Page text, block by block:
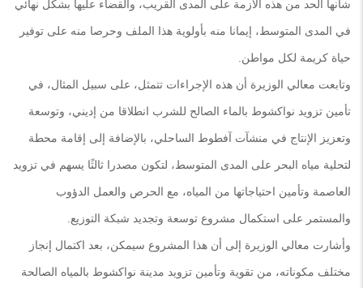
شأنها الحد من هذه الأزمة على المدى القريب، والقضاء عليها بشكل نهائي
في المدى المتوسط، إيمانا منه بأولوية هذا الملف وحرصا منه على توفير
حياة كريمة لكل مواطن.
وتابعت معالي الوزيرة أن هذه الإجراءات تتمثل، على سبيل المثال، في
تأمين تزويد نواكشوط بالماء الصالح للشرب انطلاقا من إديني، وتوسعة
وتعزيز الإنتاج في منشآت آفطوط الساحلي، بالإضافة إلى إقامة محطة
لتحلية مياه البحر على المدى المتوسط، لتكون مصدرا ثالثًا يسهم في تزويد
العاصمة وتأمين احتياجاتها من المياه، مع الحرص والعمل الدؤوب
والمستمر على استكمال مشروع توسعة وتجديد شبكة التوزيع.
وأشارت معالي الوزيرة إلى أن هذا المشروع سيمكن، بعد اكتمال إنجاز
مختلف مكوناته، من تقوية وتأمين تزويد مدينة نواكشوط بالمياه الصالحة